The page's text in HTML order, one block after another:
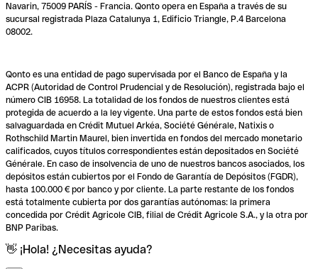
Navarin, 75009 PARÍS - Francia. Qonto opera en España a través de su
sucursal registrada Plaza Catalunya 1, Edificio Triangle, P.4 Barcelona
08002.
Qonto es una entidad de pago supervisada por el Banco de España y la
ACPR (Autoridad de Control Prudencial y de Resolución), registrada bajo el
número CIB 16958. La totalidad de los fondos de nuestros clientes está
protegida de acuerdo a la ley vigente. Una parte de estos fondos está bien
salvaguardada en Crédit Mutuel Arkéa, Société Générale, Natixis o
Rothschild Martin Maurel, bien invertida en fondos del mercado monetario
calificados, cuyos títulos correspondientes están depositados en Société
Générale. En caso de insolvencia de uno de nuestros bancos asociados, los
depósitos están cubiertos por el Fondo de Garantía de Depósitos (FGDR),
hasta 100.000 € por banco y por cliente. La parte restante de los fondos
está totalmente cubierta por dos garantías autónomas: la primera
concedida por Crédit Agricole CIB, filial de Crédit Agricole S.A., y la otra por
BNP Paribas.
👋 ¡Hola! ¿Necesitas ayuda?